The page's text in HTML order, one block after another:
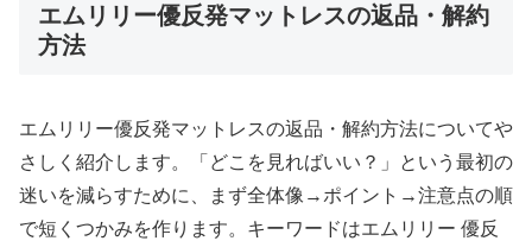
エムリリー優反発マットレスの返品・解約
方法
エムリリー優反発マットレスの返品・解約方法についてや
さしく紹介します。「どこを見ればいい？」という最初の
迷いを減らすために、まず全体像→ポイント→注意点の順
で短くつかみを作ります。キーワードはエムリリー 優反